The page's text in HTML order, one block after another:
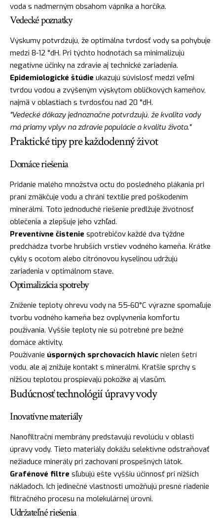
voda s nadmerným obsahom vápnika a horčíka.
Vedecké poznatky
Výskumy potvrdzujú, že optimálna tvrdosť vody sa pohybuje
medzi 8-12 °dH. Pri týchto hodnotách sa minimalizujú
negatívne účinky na zdravie aj technické zariadenia.
Epidemiologické štúdie ukazujú súvislosť medzi veľmi
tvrdou vodou a zvýšeným výskytom obličkových kameňov,
najmä v oblastiach s tvrdosťou nad 20 °dH.
"Vedecké dôkazy jednoznačne potvrdzujú, že kvalita vody
má priamy vplyv na zdravie populácie a kvalitu života."
Praktické tipy pre každodenný život
Domáce riešenia
Pridanie malého množstva octu do posledného plákania pri
praní zmäkčuje vodu a chráni textílie pred poškodením
minerálmi. Toto jednoduché riešenie predlžuje životnosť
oblečenia a zlepšuje jeho vzhľad.
Preventívne čistenie spotrebičov každé dva týždne
predchádza tvorbe hrubších vrstiev vodného kameňa. Krátke
cykly s ocotom alebo citrónovou kyselinou udržujú
zariadenia v optimálnom stave.
Optimalizácia spotreby
Zníženie teploty ohrevu vody na 55-60°C výrazne spomaľuje
tvorbu vodného kameňa bez ovplyvnenia komfortu
používania. Vyššie teploty nie sú potrebné pre bežné
domáce aktivity.
Používanie úsporných sprchovacích hlavíc nielen šetrí
vodu, ale aj znižuje kontakt s minerálmi. Kratšie sprchy s
nižšou teplotou prospievajú pokožke aj vlasům.
Budúcnosť technológií úpravy vody
Inovatívne materiály
Nanofiltrační membrány predstavujú revolúciu v oblasti
úpravy vody. Tieto materiály dokážu selektívne odstraňovať
nežiaduce minerály pri zachovaní prospešných látok.
Grafénové filtre sľubujú ešte vyššiu účinnosť pri nižších
nákladoch. Ich jedinečné vlastnosti umožňujú presné riadenie
filtračného procesu na molekulárnej úrovni.
Udržateľné riešenia